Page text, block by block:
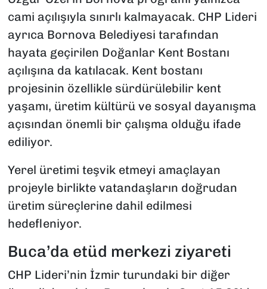
cami açılışıyla sınırlı kalmayacak. CHP Lideri
ayrıca Bornova Belediyesi tarafından
hayata geçirilen Doğanlar Kent Bostanı
açılışına da katılacak. Kent bostanı
projesinin özellikle sürdürülebilir kent
yaşamı, üretim kültürü ve sosyal dayanışma
açısından önemli bir çalışma olduğu ifade
ediliyor.
Yerel üretimi teşvik etmeyi amaçlayan
projeyle birlikte vatandaşların doğrudan
üretim süreçlerine dahil edilmesi
hedefleniyor.
Buca’da etüd merkezi ziyareti
CHP Lideri’nin İzmir turundaki bir diğer